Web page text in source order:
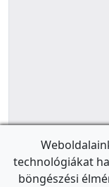
technológiákat
böngészési